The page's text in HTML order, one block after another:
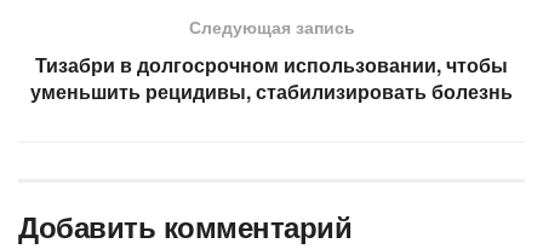
Следующая запись
Тизабри в долгосрочном использовании, чтобы
уменьшить рецидивы, стабилизировать болезнь
Добавить комментарий